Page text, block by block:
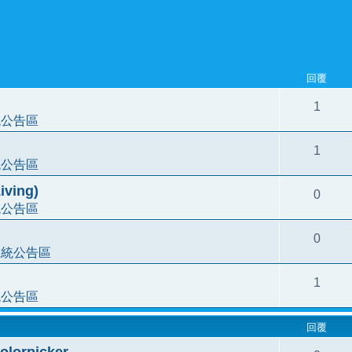
回覆
告區
1
告區
1
告區
0
公告區
0
告區
1
回覆